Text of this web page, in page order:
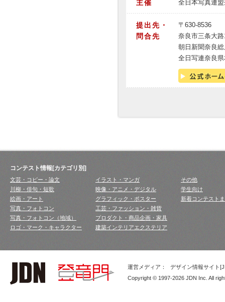
主催 全日本写真連
提出先・
問合先
〒630-8536
奈良市三条大
朝日新聞奈良
全日写連奈良
コンテスト情報[カテゴリ別]
文芸・コピー・論文
川柳・俳句・短歌
絵画・アート
写真・フォトコン
写真・フォトコン（地域）
ロゴ・マーク・キャラクター
イラスト・マンガ
映像・アニメ・デジタル
グラフィック・ポスター
工芸・ファッション・雑貨
プロダクト・商品企画・家具
建築インテリアエクステリア
その他
学生向け
新着コンテスト
運営メディア：
デザイン情報サイト
Copyright © 1997-2026 JDN Inc. All